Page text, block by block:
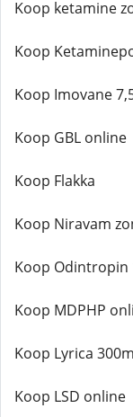
Koop ketamine
Koop
Koop Imovane
Koop GBL online
Koop Flakka
Koop Niravam
Koop Odintropin
Koop MDPHP
Koop Lyrica
Koop LSD online